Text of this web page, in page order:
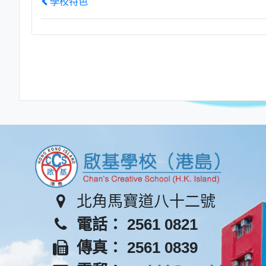
北角馬寶道八十二號
電話： 2561 0821
傳真： 2561 0839